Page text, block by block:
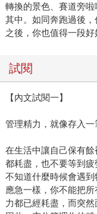
轉換的景色、賽道旁
其中。如同奔跑過後
之後，你也值得一段好
試閱
【內文試閱一】
管理精力，就像存入一
在生活中讓自己保有
都耗盡，也不要等到
不知道什麼時候會遇
應急一樣，你不能把
力都已經耗盡，而突然